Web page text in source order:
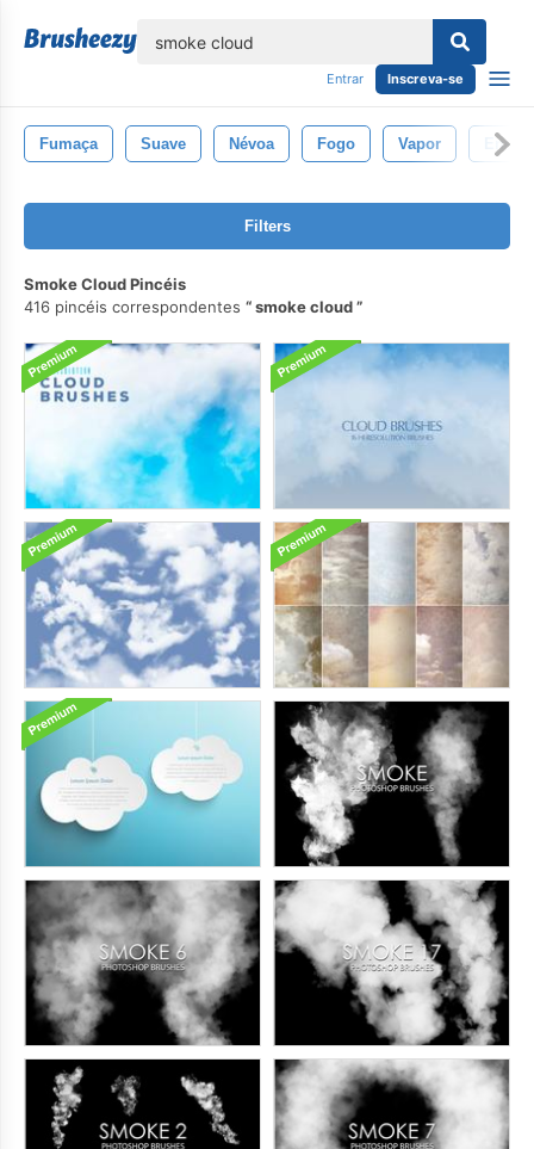
Entrar Inscreva-se
Fumaça Suave Névoa Fogo Vapor
Filters
Smoke Cloud Pincéis
416 pincéis correspondentes
smoke cloud